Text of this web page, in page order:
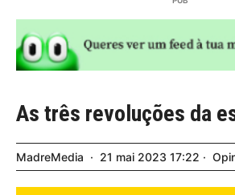
As três revoluções da
MadreMedia 21 mai 2023 17:22